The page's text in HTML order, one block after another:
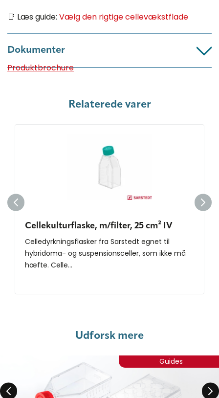
📑 Læs guide: Vælg den rigtige cellevækstflade
Dokumenter
Produktbrochure
Relaterede varer
Cellekulturflaske, m/filter, 25 cm² IV
Celledyrkningsflasker fra Sarstedt egnet til
hybridoma- og suspensionsceller, som ikke må
hæfte. Celle...
Udforsk mere
Guides